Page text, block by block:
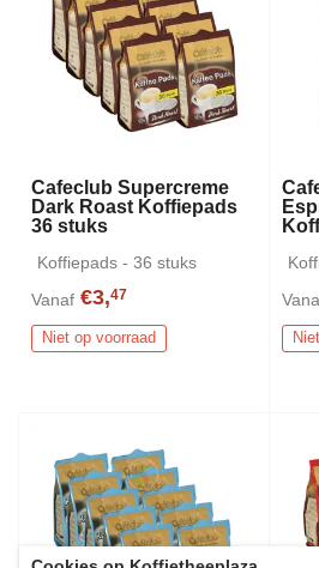
Cafeclub Supercreme
Dark Roast Koffiepads
36 stuks
Koffiepads - 36 stuks
Vanaf €3,47
Niet op voorraad